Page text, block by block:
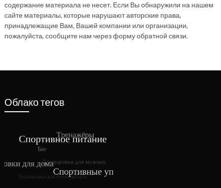
содержание материала не несет. Если Вы обнаружили на нашем
сайте материалы, которые нарушают авторские права,
принадлежащие Вам, Вашей компании или организации,
пожалуйста, сообщите нам через форму обратной связи.
Облако тегов